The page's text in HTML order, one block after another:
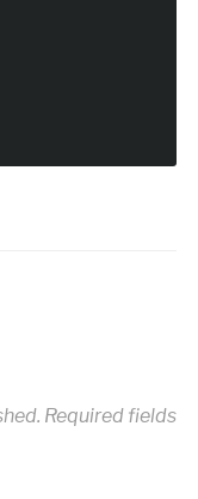
Required fields